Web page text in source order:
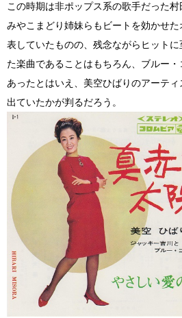
この時期は非ポップス系の歌手だった
みやこまどり姉妹らもビートを効かせ
表していたものの、残念ながらヒット
た楽曲であることはもちろん、ブルー
あったとはいえ、美空ひばりのアーテ
出ていたかが判るだろう。